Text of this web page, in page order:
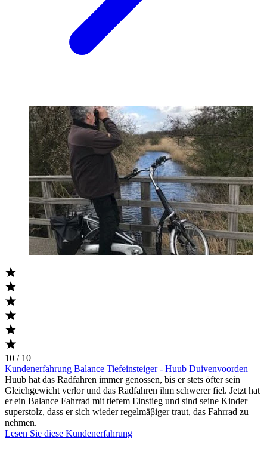
10 / 10
Kundenerfahrung Balance Tiefeinsteiger - Huub Duivenvoorden
Huub hat das Radfahren immer genossen, bis er stets öfter sein
Gleichgewicht verlor und das Radfahren ihm schwerer fiel. Jetzt hat
er ein Balance Fahrrad mit tiefem Einstieg und sind seine Kinder
superstolz, dass er sich wieder regelmäβiger traut, das Fahrrad zu
nehmen.
Lesen Sie diese Kundenerfahrung